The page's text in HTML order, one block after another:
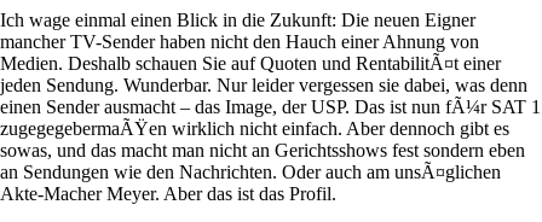
Ich wage einmal einen Blick in die Zukunft: Die neuen Eigner
mancher TV-Sender haben nicht den Hauch einer Ahnung von
Medien. Deshalb schauen Sie auf Quoten und RentabilitÃ¤t einer
jeden Sendung. Wunderbar. Nur leider vergessen sie dabei, was denn
einen Sender ausmacht – das Image, der USP. Das ist nun fÃ¼r SAT 1
zugegegebermaÃŸen wirklich nicht einfach. Aber dennoch gibt es
sowas, und das macht man nicht an Gerichtsshows fest sondern eben
an Sendungen wie den Nachrichten. Oder auch am unsÃ¤glichen
Akte-Macher Meyer. Aber das ist das Profil.